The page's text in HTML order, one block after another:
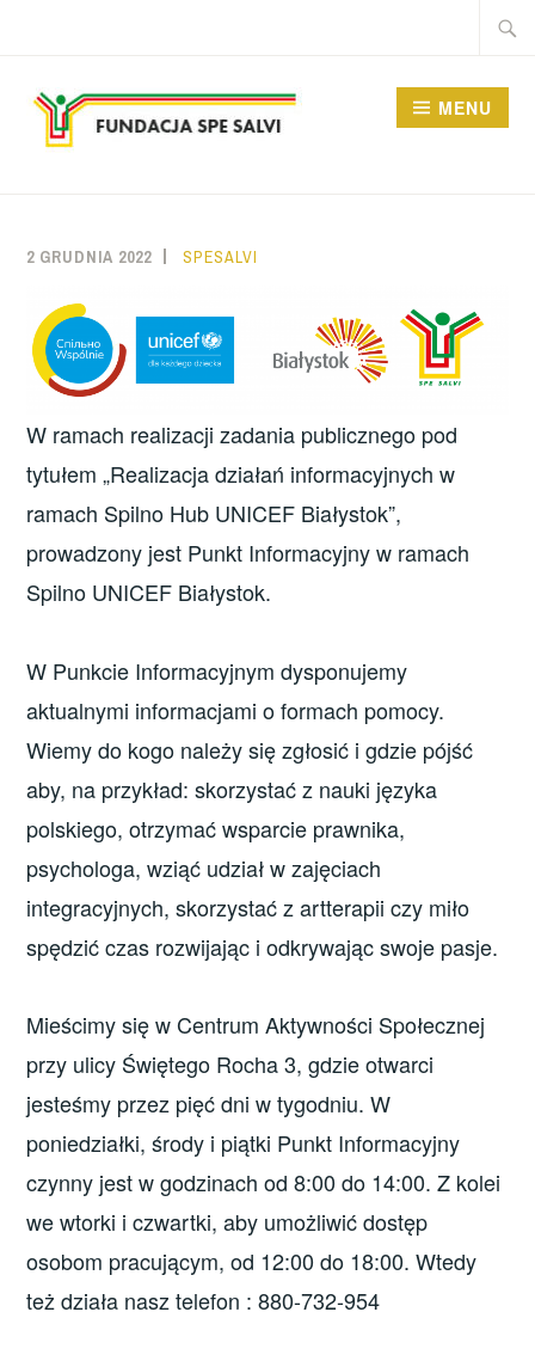
treści
MENU
2 GRUDNIA 2022 SPESALVI
W ramach realizacji zadania publicznego pod
tytułem „Realizacja działań informacyjnych w
ramach Spilno Hub UNICEF Białystok”,
prowadzony jest Punkt Informacyjny w ramach
Spilno UNICEF Białystok.
W Punkcie Informacyjnym dysponujemy
aktualnymi informacjami o formach pomocy.
Wiemy do kogo należy się zgłosić i gdzie pójść
aby, na przykład: skorzystać z nauki języka
polskiego, otrzymać wsparcie prawnika,
psychologa, wziąć udział w zajęciach
integracyjnych, skorzystać z artterapii czy miło
spędzić czas rozwijając i odkrywając swoje pasje.
Mieścimy się w Centrum Aktywności Społecznej
przy ulicy Świętego Rocha 3, gdzie otwarci
jesteśmy przez pięć dni w tygodniu. W
poniedziałki, środy i piątki Punkt Informacyjny
czynny jest w godzinach od 8:00 do 14:00. Z kolei
we wtorki i czwartki, aby umożliwić dostęp
osobom pracującym, od 12:00 do 18:00. Wtedy
też działa nasz telefon : 880-732-954